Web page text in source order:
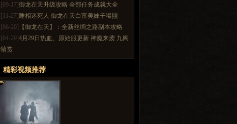
[09-17]御龙在天升级攻略 全部任务成就大全
[11-27] 睡相迷死人 御龙在天白富美妹子曝照
[06-20]
【御龙在天】：全新丝绸之路副本攻略
[04-29]4月29日热血、原始服更新 神魔来袭 九阁
犒赏
精彩视频推荐
更多>>